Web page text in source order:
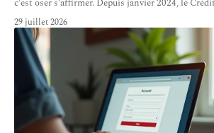
29 juillet 2026